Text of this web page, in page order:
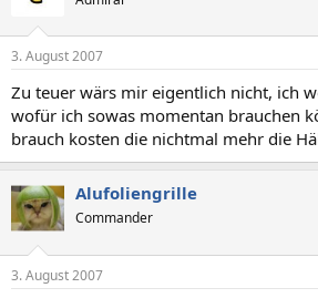
3. August 2007
Zu teuer wärs mir eigentlich nicht, ich
wofür ich sowas momentan brauchen
brauch kosten die nichtmal mehr die
Alufoliengrille
Commander
3. August 2007